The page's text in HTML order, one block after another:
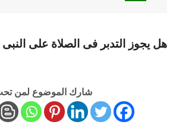
هل يجوز التدبر فى الصلاة على النبى
شارك الموضوع لمن